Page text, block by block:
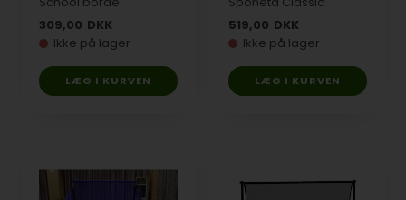
309,00 DKK
Ikke på lager
519,00 DKK
Ikke på lager